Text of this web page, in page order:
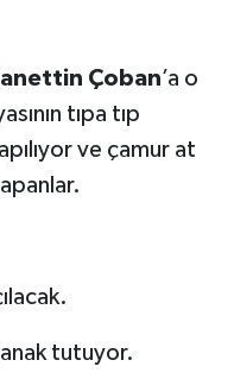
Çoban’a o
tıpa tıp
ve çamur at
tutuyor.